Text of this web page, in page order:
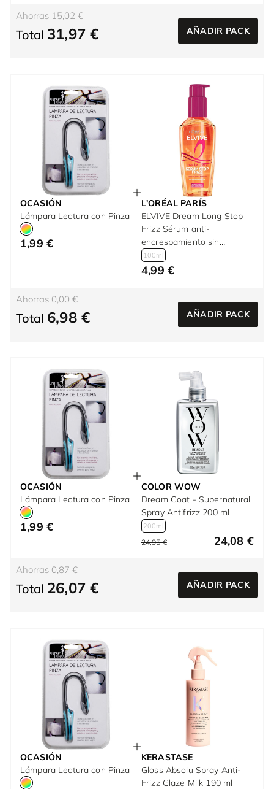
Ahorras 15,02 €
Total 31,97 € AÑADIR PACK
OCASIÓN
Lámpara Lectura con Pinza
1,99 €
L'ORÉAL PARÍS
ELVIVE Dream Long Stop
Frizz Sérum anti-
encrespamiento sin
aclarado 100 ml
100ml
4,99 €
Ahorras 0,00 €
Total 6,98 € AÑADIR PACK
OCASIÓN
Lámpara Lectura con Pinza
1,99 €
COLOR WOW
Dream Coat - Supernatural
Spray Antifrizz 200 ml
200ml
24,95 € 24,08 €
Ahorras 0,87 €
Total 26,07 € AÑADIR PACK
OCASIÓN
Lámpara Lectura con Pinza
KERASTASE
Gloss Absolu Spray Anti-
Frizz Glaze Milk 190 ml